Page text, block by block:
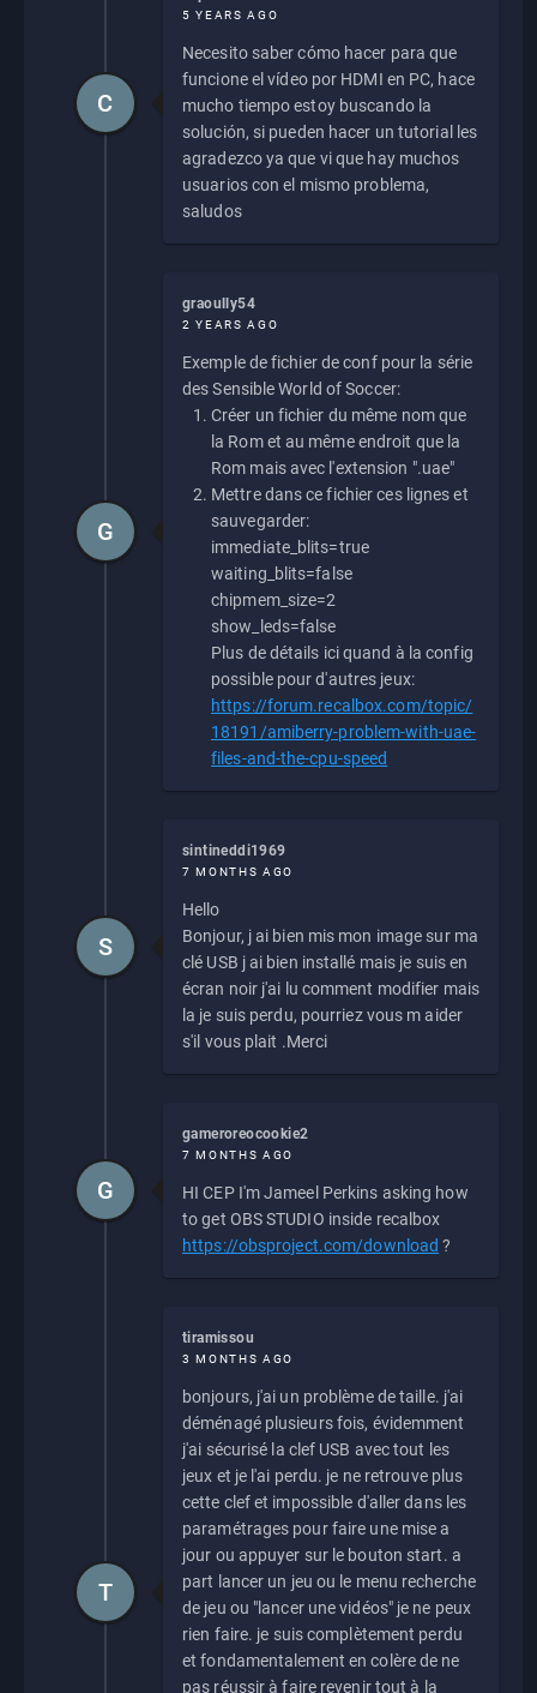
5 YEARS AGO
Necesito saber cómo hacer para que
funcione el vídeo por HDMI en PC, hace
mucho tiempo estoy buscando la
solución, si pueden hacer un tutorial les
agradezco ya que vi que hay muchos
usuarios con el mismo problema,
saludos
C
graoully54
2 YEARS AGO
Exemple de fichier de conf pour la série
des Sensible World of Soccer:
Créer un fichier du même nom que
la Rom et au même endroit que la
Rom mais avec l'extension ".uae"
Mettre dans ce fichier ces lignes et
sauvegarder:
immediate_blits=true
waiting_blits=false
chipmem_size=2
show_leds=false
Plus de détails ici quand à la config
possible pour d'autres jeux:
https://forum.recalbox.com/topic/
18191/amiberry-problem-with-uae-
files-and-the-cpu-speed
G
sintineddi1969
7 MONTHS AGO
Hello
Bonjour, j ai bien mis mon image sur ma
clé USB j ai bien installé mais je suis en
écran noir j'ai lu comment modifier mais
la je suis perdu, pourriez vous m aider
s'il vous plait .Merci
S
gameroreocookie2
7 MONTHS AGO
HI CEP I'm Jameel Perkins asking how
to get OBS STUDIO inside recalbox
https://obsproject.com/download ?
G
tiramissou
3 MONTHS AGO
bonjours, j'ai un problème de taille. j'ai
déménagé plusieurs fois, évidemment
j'ai sécurisé la clef USB avec tout les
jeux et je l'ai perdu. je ne retrouve plus
cette clef et impossible d'aller dans les
paramétrages pour faire une mise a
jour ou appuyer sur le bouton start. a
part lancer un jeu ou le menu recherche
de jeu ou "lancer une vidéos" je ne peux
rien faire. je suis complètement perdu
et fondamentalement en colère de ne
pas réussir à faire revenir tout à la
T